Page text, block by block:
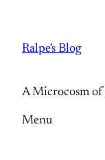
content
Ralpe's Blog
A Microcosm of
Menu